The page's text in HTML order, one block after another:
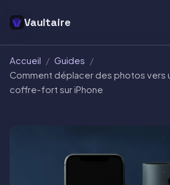
Vaultaire
Accueil / Guides /
Comment déplacer des photos vers
coffre-fort sur iPhone